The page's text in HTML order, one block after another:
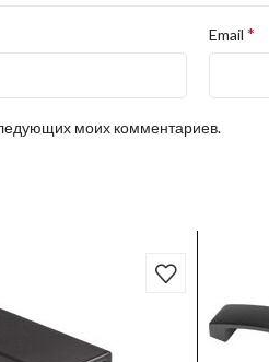
Email *
моих комментариев.